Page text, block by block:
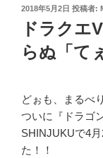
投
稿
2018年5月2日 投稿者:
ドラクエ
らぬ「て
どぉも、まるべ
ついに『ドラゴ
SHINJUKUで4
た！！